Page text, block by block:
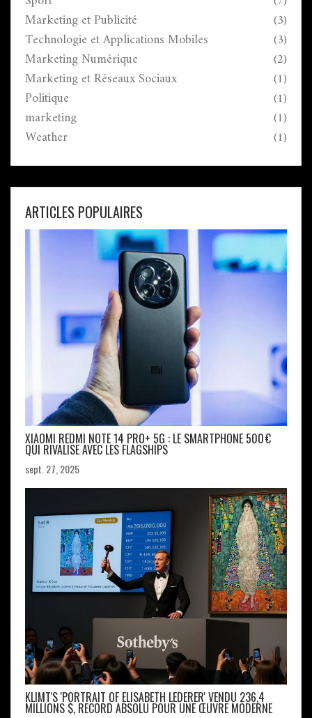
Marketing et Publicité (3)
Technologie et Applications Mobiles (3)
Marketing Numérique (2)
Marketing et Réseaux Sociaux (1)
Politique (1)
marketing (1)
Weather (1)
ARTICLES POPULAIRES
XIAOMI REDMI NOTE 14 PRO+ 5G : LE SMARTPHONE 500 €
QUI RIVALISE AVEC LES FLAGSHIPS
sept. 27, 2025
KLIMT'S 'PORTRAIT OF ELISABETH LEDERER' VENDU 236,4
MILLIONS $, RECORD ABSOLU POUR UNE ŒUVRE MODERNE